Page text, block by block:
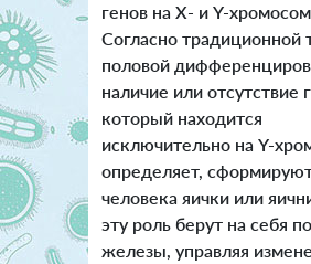
генов на Х- и Y-
Согласно традиционной
половой
наличие или отсутствие
который находится
исключительно на Y-
определяет,
человека яички или
эту роль берут на себя
железы, управляя